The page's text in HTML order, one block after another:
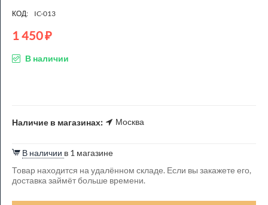
КОД: IC-013
1 450₽
В наличии
Наличие в магазинах: Москва
В наличии в 1 магазине
Товар находится на удалённом складе. Если вы закажете его,
доставка займёт больше времени.